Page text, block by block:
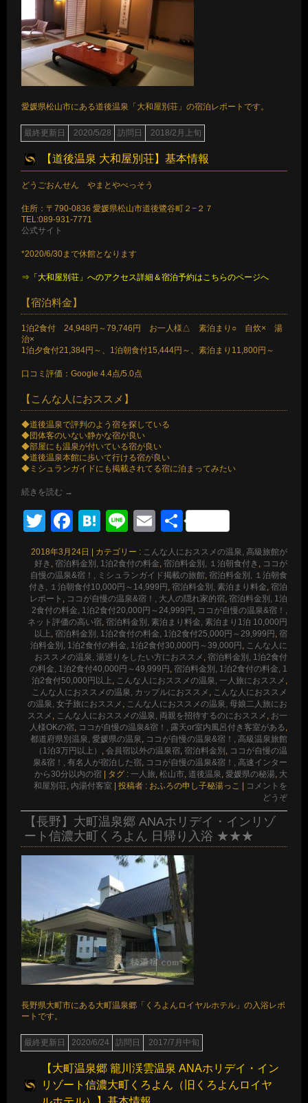
愛媛県松山市にある道後温泉「大和屋別荘」の宿泊レポートです。
最終更新日 2020/5/28 訪問日 2018/2月上旬
【道後温泉 大和屋別荘】基本情報
どうごおんせん やまとやべっそう
住所：〒790-0836 愛媛県松山市道後鷺谷町２−２７
TEL:089-931-7771
公式サイト
*2020/6/30まで休館となります
⇒「大和屋別荘」へのアクセス詳細＆宿泊予約はこちらのページへ
【宿泊料金】
1泊2食付 24,948円～79,746円 お一人様△ 素泊まり○ 自炊× 湯
治×
1泊夕食付21,384円～、1泊朝食付15,444円～、素泊まり11,800円～
口コミ評価：Google 4.4点/5.0点
【こんな人におススメ】
◆道後温泉で評判のよう宿を探している
◆団体客のいない静かな宿が良い
◆部屋にも温泉が付いている宿が良い
◆道後温泉本館に歩いて行ける宿が良い
◆ミシュランガイドにも掲載されてる宿に泊まってみたい
続きを読む →
TwitterFacebook
Hatena
LineEmail
共
有
2018年3月24日 | カテゴリー : こんな人におススメの温泉, 高級旅館が
好き
宿泊料金別, 1泊2食付の料金 宿泊料金別, １泊朝食付き
ココが
自慢の温泉&宿！, ミシュランガイド掲載の旅館 宿泊料金別, １泊朝食
付き, １泊朝食付10,000円～14,999円 宿泊料金別, 素泊まり料金 宿泊
レポート
ココが自慢の温泉&宿！, 大人の隠れ家的宿 宿泊料金別, 1泊
2食付の料金, 1泊2食付20,000円～24,999円
ココが自慢の温泉&宿！,
ネット評価の高い宿 宿泊料金別, 素泊まり料金, 素泊まり1泊 10,000円
以上 宿泊料金別, 1泊2食付の料金, 1泊2食付25,000円～29,999円 宿
泊料金別, 1泊2食付の料金, 1泊2食付30,000円～39,000円
こんな人に
おススメの温泉, 湯巡りをしたい方におススメ 宿泊料金別, 1泊2食付
の料金, 1泊2食付40,000円～49,999円 宿泊料金別, 1泊2食付の料金, 1
泊2食付50,000円以上
こんな人におススメの温泉, 一人旅におススメ
こんな人におススメの温泉, カップルにおススメ
こんな人におススメ
の温泉, 女子旅におススメ
こんな人におススメの温泉, 母娘二人旅にお
ススメ
こんな人におススメの温泉, 両親を招待するのにおススメ
お一
人様OKの宿 ココが自慢の温泉&宿！, 露天or室内風呂付き客室がある
都道府県別温泉, 愛媛県の温泉
ココが自慢の温泉&宿！, 高級温泉旅館
（1泊3万円以上）
会員宿以外の温泉宿 宿泊料金別
ココが自慢の温
泉&宿！, 有名人が宿泊した宿 ココが自慢の温泉&宿！, 高速インター
から30分以内の宿 | タグ : 一人旅 松山市 道後温泉 愛媛県の秘湯 大
和屋別荘 内湯付客室 | 投稿者 : おふろの申し子秘湯っこ | コメントを
どうぞ
【長野】大町温泉郷 ANAホリデイ・インリゾ
ート信濃大町くろよん 日帰り入浴 ★★★
長野県大町市にある大町温泉郷「くろよんロイヤルホテル」の入浴レポ
ートです。
最終更新日 2020/6/24 訪問日 2017/7月中旬
【大町温泉郷 籠川渓雲温泉 ANAホリデイ・イン
リゾート信濃大町くろよん（旧くろよんロイヤ